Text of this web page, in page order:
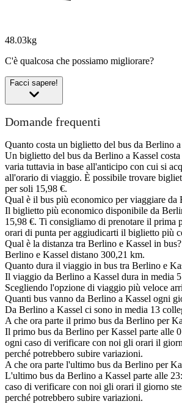
48.03kg
C'è qualcosa che possiamo migliorare?
Facci sapere!
Domande frequenti
Quanto costa un biglietto del bus da Berlino
Un biglietto del bus da Berlino a Kassel
varia tuttavia in base all'anticipo con cui si
all'orario di viaggio. È possibile trovare
per soli 15,98 €.
Qual è il bus più economico per viaggiare da
Il biglietto più economico disponibile da
15,98 €. Ti consigliamo di prenotare il prima
orari di punta per aggiudicarti il biglietto più
Qual è la distanza tra Berlino e Kassel in bus?
Berlino e Kassel distano 300,21 km.
Quanto dura il viaggio in bus tra Berlino e
Il viaggio da Berlino a Kassel dura in media
Scegliendo l'opzione di viaggio più veloce
Quanti bus vanno da Berlino a Kassel ogni
Da Berlino a Kassel ci sono in media 13
A che ora parte il primo bus da Berlino per
Il primo bus da Berlino per Kassel parte alle
ogni caso di verificare con noi gli orari il
perché potrebbero subire variazioni.
A che ora parte l'ultimo bus da Berlino per
L'ultimo bus da Berlino a Kassel parte alle
caso di verificare con noi gli orari il giorno
perché potrebbero subire variazioni.